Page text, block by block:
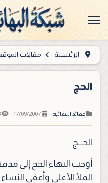
الرئيسية مقالات
الحج
عقائد البهائية 17/09/2007
الحـــج
أوجب البهاء الحج إلى
الملأ الأعلى وأعفى